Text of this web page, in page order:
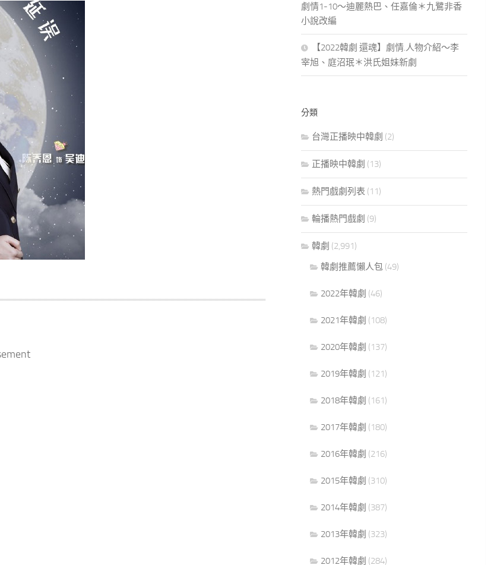
劇情1-10～迪麗熱巴、任嘉倫＊九鷺非香
小說改編
【2022韓劇 還魂】劇情.人物介紹～李
宰旭、庭沼珉＊洪氏姐妹新劇
分類
台灣正播映中韓劇 (2)
正播映中韓劇 (13)
熱門戲劇列表 (11)
輪播熱門戲劇 (9)
韓劇 (2,991)
韓劇推薦懶人包 (49)
2022年韓劇 (46)
2021年韓劇 (108)
2020年韓劇 (137)
2019年韓劇 (121)
2018年韓劇 (161)
2017年韓劇 (180)
2016年韓劇 (216)
2015年韓劇 (310)
2014年韓劇 (387)
2013年韓劇 (323)
2012年韓劇 (284)